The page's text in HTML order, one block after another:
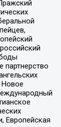
Новое
Европейская